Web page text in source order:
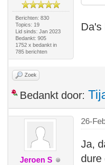
Berichten: 830
Topics: 19
Lid sinds: Jan 2023
Bedankt: 905
1752 x bedankt in
785 berichten
Da's
Zoek
Bedankt door:
Jeroen S
26-
Ja,
dure